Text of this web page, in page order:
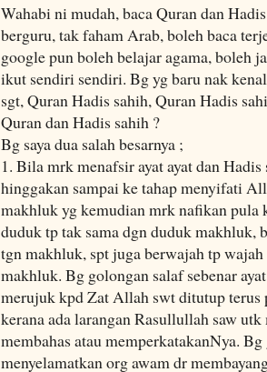
Wahabi ni mudah, baca Quran dan
berguru, tak faham Arab, boleh baca
google pun boleh belajar agama, boleh
ikut sendiri sendiri. Bg yg baru nak
sgt, Quran Hadis sahih, Quran Hadis
Quran dan Hadis sahih ?
Bg saya dua salah besarnya ;
1. Bila mrk menafsir ayat ayat dan
hinggakan sampai ke tahap menyifati
makhluk yg kemudian mrk nafikan pula
duduk tp tak sama dgn duduk makhluk,
tgn makhluk, spt juga berwajah tp
makhluk. Bg golongan salaf sebenar
merujuk kpd Zat Allah swt ditutup
kerana ada larangan Rasullullah saw
membahas atau memperkatakanNya.
menyelamatkan org awam dr